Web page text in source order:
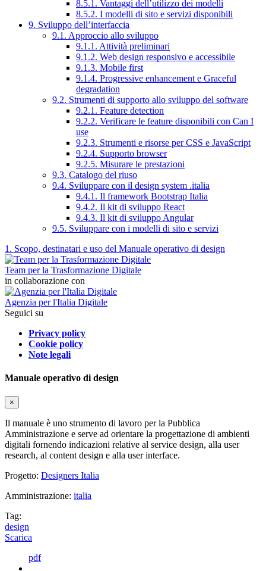
8.5.1. Vantaggi dell’utilizzo dei modelli
8.5.2. I modelli di sito e servizi disponibili
9. Sviluppo dell’interfaccia
9.1. Approccio allo sviluppo
9.1.1. Attività preliminari
9.1.2. Web design responsivo e accessibile
9.1.3. Mobile first
9.1.4. Progressive enhancement e Graceful
degradation
9.2. Strumenti di supporto allo sviluppo del software
9.2.1. Feature detection
9.2.2. Verificare le feature disponibili con Can I
use
9.2.3. Strumenti e risorse per CSS e JavaScript
9.2.4. Supporto browser
9.2.5. Misurare le prestazioni
9.3. Catalogo del riuso
9.4. Sviluppare con il design system .italia
9.4.1. Il framework Bootstrap Italia
9.4.2. Il kit di sviluppo React
9.4.3. Il kit di sviluppo Angular
9.5. Sviluppare con i modelli di sito e servizi
1. Scopo, destinatari e uso del Manuale operativo di design
Team per la Trasformazione Digitale
in collaborazione con
Agenzia per l'Italia Digitale
Seguici su
Privacy policy
Cookie policy
Note legali
Manuale operativo di design
×
Il manuale è uno strumento di lavoro per la Pubblica
Amministrazione e serve ad orientare la progettazione di ambienti
digitali fornendo indicazioni relative al service design, alla user
research, al content design e alla user interface.
Progetto: Designers Italia
Amministrazione: italia
Tag:
design
Scarica
pdf